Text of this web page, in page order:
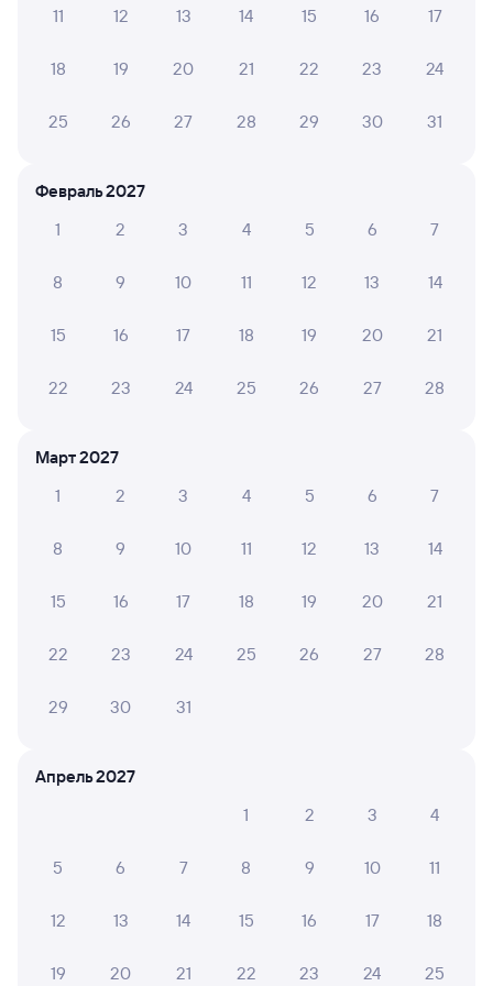
Другие авиарейсы из Астрахани
Вокзал Астрахань
11 12 13 14 15 16 17
18 19 20 21 22 23 24
25 26 27 28 29 30 31
Февраль 2027
1
2 3 4 5 6 7
8 9 10 11 12 13 14
15 16 17 18 19 20 21
22 23 24 25 26 27 28
Март 2027
1
2 3 4 5 6 7
8 9 10 11 12 13 14
15 16 17 18 19 20 21
22 23 24 25 26 27 28
29 30 31
Апрель 2027
1
2 3 4
5 6 7 8 9 10 11
12 13 14 15 16 17 18
19 20 21 22 23 24 25